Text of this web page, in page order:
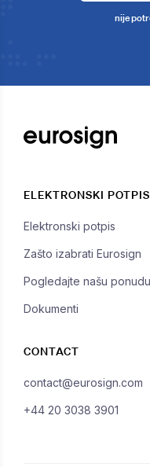
nije
ELEKTRONSKI POTPIS
Elektronski potpis
Zašto izabrati Eurosign
Pogledajte našu ponudu
Dokumenti
CONTACT
contact@eurosign.com
+44 20 3038 3901